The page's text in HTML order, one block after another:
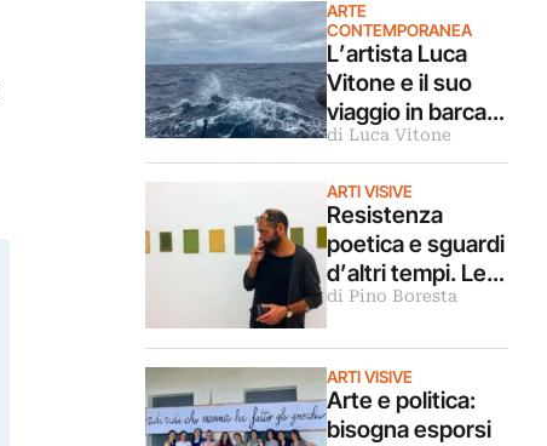
ARTE
CONTEMPORANEA
L’artista Luca
Vitone e il suo
viaggio in barca
verso
Sant’Elena: il
diario di bordo
di Luca Vitone
ARTI VISIVE
Resistenza
poetica e sguardi
d’altri tempi. Le
morti di Fausto
Delle Chiaie e
Pericle
Guaglianone
di Pino Boresta
ARTI VISIVE
Arte e politica:
bisogna esporsi